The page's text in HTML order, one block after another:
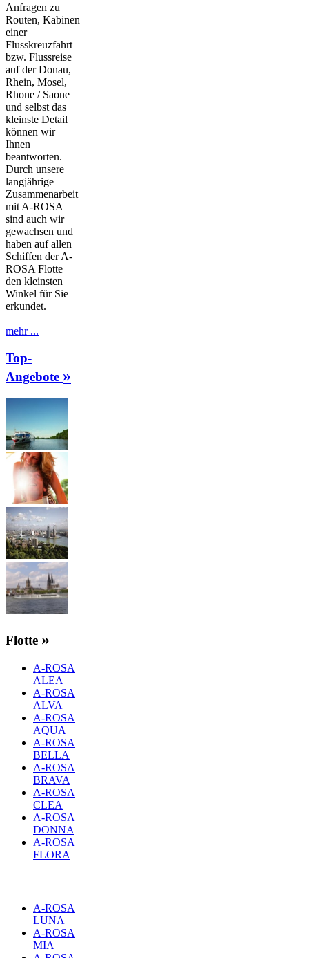
Anfragen zu
Routen, Kabinen
einer
Flusskreuzfahrt
bzw. Flussreise
auf der Donau,
Rhein, Mosel,
Rhone / Saone
und selbst das
kleinste Detail
können wir
Ihnen
beantworten.
Durch unsere
langjährige
Zusammenarbeit
mit A-ROSA
sind auch wir
gewachsen und
haben auf allen
Schiffen der A-
ROSA Flotte
den kleinsten
Winkel für Sie
erkundet.
mehr ...
Top-
Angebote »
Flotte »
A-ROSA
ALEA
A-ROSA
ALVA
A-ROSA
AQUA
A-ROSA
BELLA
A-ROSA
BRAVA
A-ROSA
CLEA
A-ROSA
DONNA
A-ROSA
FLORA
A-ROSA
LUNA
A-ROSA
MIA